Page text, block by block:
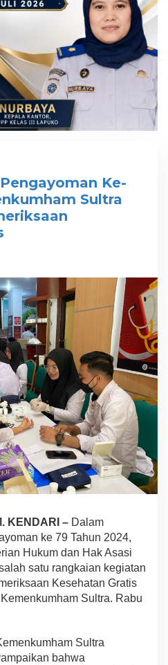
Ke-
Sultra
KENDARI – Dalam
ke 79 Tahun 2024,
Hukum dan Hak Asasi
satu rangkaian kegiatan
Kesehatan Gratis
Sultra. Rabu
Sultra
bahwa